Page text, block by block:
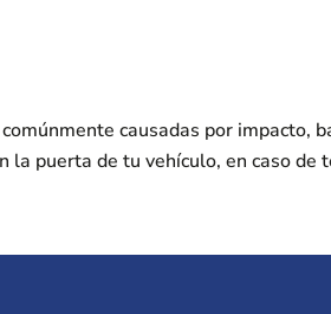
causadas por
la puerta de tu vehículo, en caso